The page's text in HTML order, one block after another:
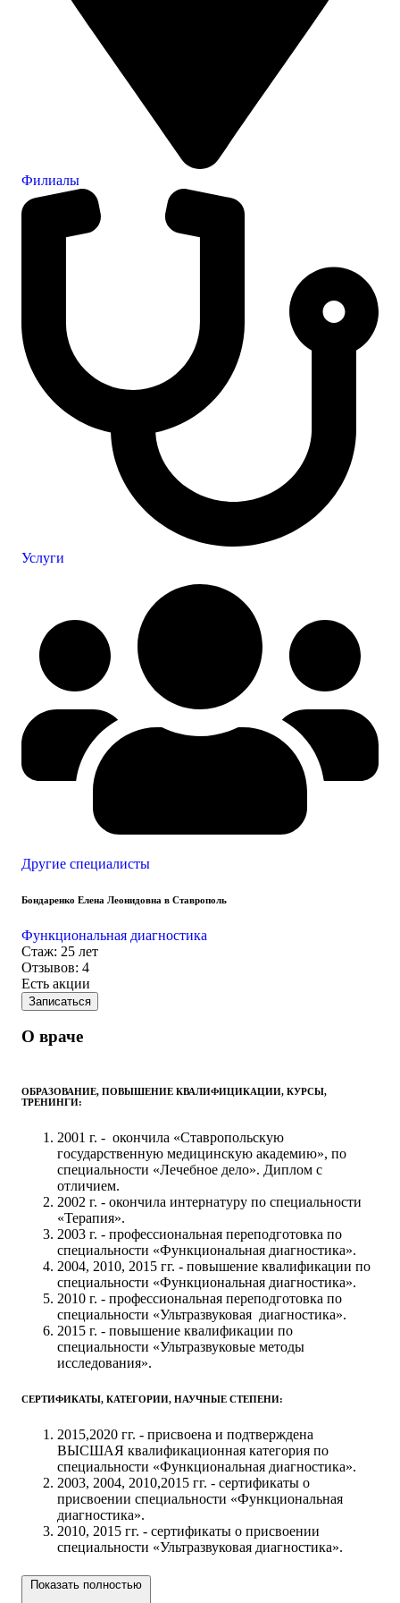
Филиалы
Услуги
Другие специалисты
Бондаренко Елена Леонидовна в Ставрополь
Функциональная диагностика
Стаж: 25 лет
Отзывов: 4
Есть акции
Записаться
О враче
ОБРАЗОВАНИЕ, ПОВЫШЕНИЕ КВАЛИФИЦИКАЦИИ, КУРСЫ,
ТРЕНИНГИ:
2001 г. - окончила «Ставропольскую
государственную медицинскую академию», по
специальности «Лечебное дело». Диплом с
отличием.
2002 г. - окончила интернатуру по специальности
«Терапия».
2003 г. - профессиональная переподготовка по
специальности «Функциональная диагностика».
2004, 2010, 2015 гг. - повышение квалификации по
специальности «Функциональная диагностика».
2010 г. - профессиональная переподготовка по
специальности «Ультразвуковая диагностика».
2015 г. - повышение квалификации по
специальности «Ультразвуковые методы
исследования».
СЕРТИФИКАТЫ, КАТЕГОРИИ, НАУЧНЫЕ СТЕПЕНИ:
2015,2020 гг. - присвоена и подтверждена
ВЫСШАЯ квалификационная категория по
специальности «Функциональная диагностика».
2003, 2004, 2010,2015 гг. - сертификаты о
присвоении специальности «Функциональная
диагностика».
2010, 2015 гг. - сертификаты о присвоении
специальности «Ультразвуковая диагностика».
ПРАКТИЧЕСКИЙ ОПЫТ РАБОТЫ:
Показать полностью